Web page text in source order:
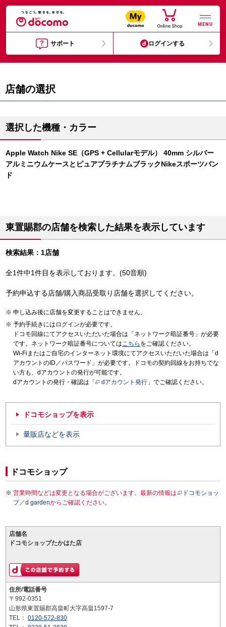
MENU
サポート ログインする
店舗の選択
選択した機種・カラー
Apple Watch Nike SE（GPS + Cellularモデル） 40mm シルバー
アルミニウムケースとピュアプラチナムブラックNikeスポーツバン
ド
東置賜郡の店舗を検索した結果を表示しています
検索結果：1店舗
全1件中1件目を表示しております。(50音順)
予約申込する店舗/購入商品受取り店舗を選択してください。
申し込み後に店舗を変更することはできません。
予約手続きにはログインが必要です。
ドコモ回線にてアクセスいただいた場合は「ネットワーク暗証番号」が必要
です。ネットワーク暗証番号についてはこちら をご確認ください。
Wi-Fiまたはご自宅のインターネット環境にてアクセスいただいた場合は「d
アカウントのID／パスワード」が必要です。ドコモの契約回線をお持ちでな
い方も、dアカウントの発行が可能です。
dアカウントの発行・確認は「
dアカウント発行 」でご確認ください。
ドコモショップを表示
量販店などを表示
ドコモショップ
営業時間などは変更となる場合がございます。最新の情報は
ドコモショッ
プ／d gardenからご確認ください。
店舗名
ドコモショップたかはた店
住所/電話番号
〒992-0351
山形県東置賜郡高畠町大字高畠1597-7
TEL： 0120-572-830